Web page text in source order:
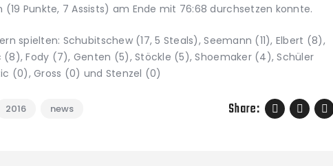
(19 Punkte, 7 Assists) am Ende mit 76:68 durchsetzen konnte.
spielten: Schubitschew (17, 5 Steals), Seemann (11), Elbert (8),
(8), Fody (7), Genten (5), Stöckle (5), Shoemaker (4), Schüler
(0), Gross (0) und Stenzel (0)
2016 news Share: